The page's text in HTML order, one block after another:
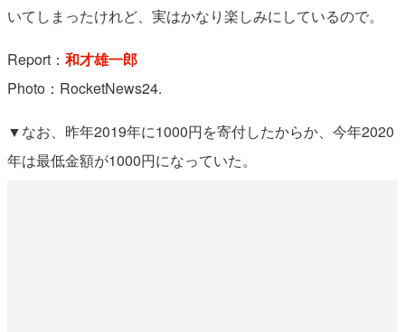
いてしまったけれど、実はかなり楽しみにしているので。
Report： 和才雄一郎
Photo：RocketNews24.
▼なお、昨年2019年に1000円を寄付したからか、今年2020
年は最低金額が1000円になっていた。